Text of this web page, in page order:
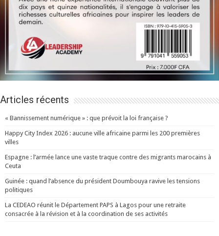
Articles récents
« Bannissement numérique » : que prévoit la loi française ?
Happy City Index 2026 : aucune ville africaine parmi les 200 premières
villes
Espagne : l’armée lance une vaste traque contre des migrants marocains à
Ceuta
Guinée : quand l’absence du président Doumbouya ravive les tensions
politiques
La CEDEAO réunit le Département PAPS à Lagos pour une retraite
consacrée à la révision et à la coordination de ses activités